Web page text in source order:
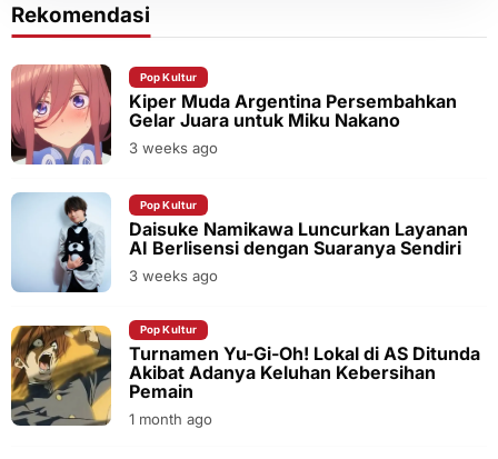
Rekomendasi
Pop Kultur
Kiper Muda Argentina Persembahkan
Gelar Juara untuk Miku Nakano
3 weeks ago
Pop Kultur
Daisuke Namikawa Luncurkan Layanan
AI Berlisensi dengan Suaranya Sendiri
3 weeks ago
Pop Kultur
Turnamen Yu-Gi-Oh! Lokal di AS Ditunda
Akibat Adanya Keluhan Kebersihan
Pemain
1 month ago